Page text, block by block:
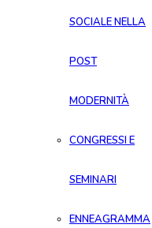
SOCIALE NELLA
POST
MODERNITÀ
CONGRESSI E
SEMINARI
ENNEAGRAMMA